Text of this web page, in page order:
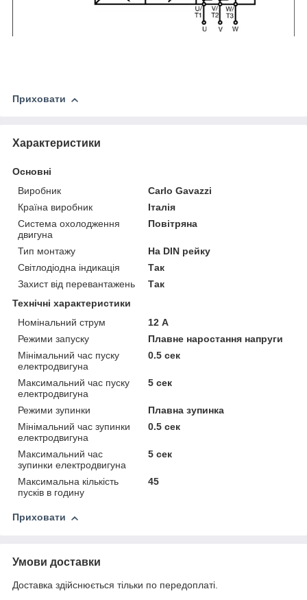
Приховати
Характеристики
Основні
Виробник
Carlo Gavazzi
Країна виробник
Італія
Система охолодження
двигуна
Повітряна
Тип монтажу
На DIN рейку
Світлодіодна індикація
Так
Захист від перевантажень
Так
Технічні характеристики
Номінальний струм
12 А
Режими запуску
Плавне наростання напруги
Мінімальний час пуску
електродвигуна
0.5 сек
Максимальний час пуску
електродвигуна
5 сек
Режими зупинки
Плавна зупинка
Мінімальний час зупинки
електродвигуна
0.5 сек
Максимальний час
зупинки електродвигуна
5 сек
Максимальна кількість
пусків в годину
45
Приховати
Умови доставки
Доставка здійснюється тільки по передоплаті.